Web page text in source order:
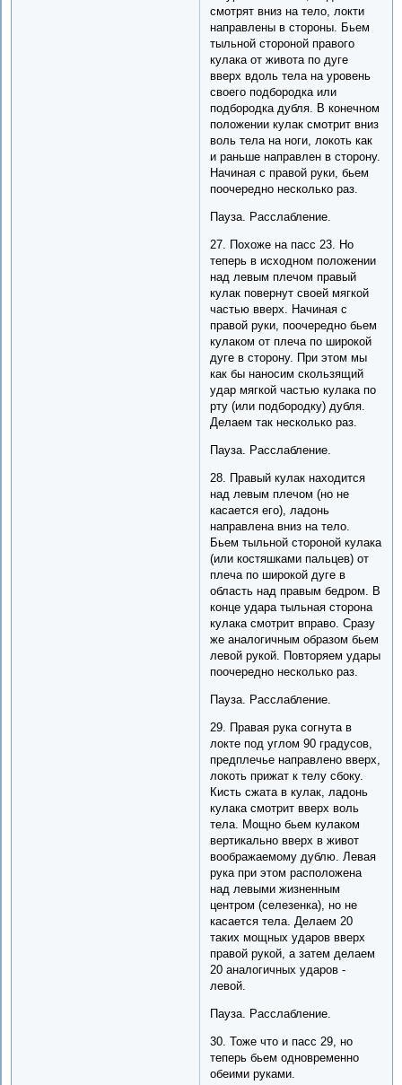
смотрят вниз на тело, локти
направлены в стороны. Бьем
тыльной стороной правого
кулака от живота по дуге
вверх вдоль тела на уровень
своего подбородка или
подбородка дубля. В конечном
положении кулак смотрит вниз
воль тела на ноги, локоть как
и раньше направлен в сторону.
Начиная с правой руки, бьем
поочередно несколько раз.
Пауза. Расслабление.
27. Похоже на пасс 23. Но
теперь в исходном положении
над левым плечом правый
кулак повернут своей мягкой
частью вверх. Начиная с
правой руки, поочередно бьем
кулаком от плеча по широкой
дуге в сторону. При этом мы
как бы наносим скользящий
удар мягкой частью кулака по
рту (или подбородку) дубля.
Делаем так несколько раз.
Пауза. Расслабление.
28. Правый кулак находится
над левым плечом (но не
касается его), ладонь
направлена вниз на тело.
Бьем тыльной стороной кулака
(или костяшками пальцев) от
плеча по широкой дуге в
область над правым бедром. В
конце удара тыльная сторона
кулака смотрит вправо. Сразу
же аналогичным образом бьем
левой рукой. Повторяем удары
поочередно несколько раз.
Пауза. Расслабление.
29. Правая рука согнута в
локте под углом 90 градусов,
предплечье направлено вверх,
локоть прижат к телу сбоку.
Кисть сжата в кулак, ладонь
кулака смотрит вверх воль
тела. Мощно бьем кулаком
вертикально вверх в живот
воображаемому дублю. Левая
рука при этом расположена
над левыми жизненным
центром (селезенка), но не
касается тела. Делаем 20
таких мощных ударов вверх
правой рукой, а затем делаем
20 аналогичных ударов -
левой.
Пауза. Расслабление.
30. Тоже что и пасс 29, но
теперь бьем одновременно
обеими руками.